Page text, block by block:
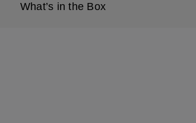
What’s in the Box